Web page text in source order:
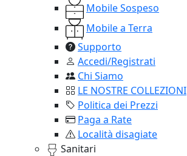
Mobile Sospeso
Mobile a Terra
Supporto
Accedi/Registrati
Chi Siamo
LE NOSTRE COLLEZIONI
Politica dei Prezzi
Paga a Rate
Località disagiate
Sanitari